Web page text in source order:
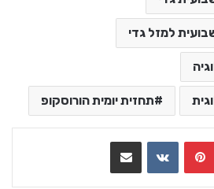
למזל גדי
תחזית יומית הורוסקופ
VKontakte